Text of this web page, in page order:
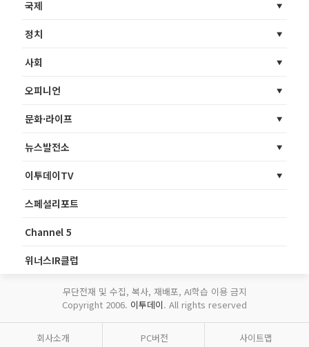
국제
정치
사회
오피니언
문화·라이프
뉴스발전소
이투데이TV
스페셜리포트
Channel 5
위너스IR클럽
무단전재 및 수집, 복사, 재배포, AI학습 이용 금지
Copyright 2006. 이투데이. All rights reserved
회사소개 PC버전 사이트맵